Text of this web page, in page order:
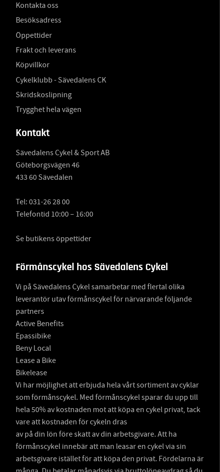
Kontakta oss
Besöksadress
Öppettider
Frakt och leverans
Köpvillkor
Cykelklubb - Sävedalens CK
Skridskoslipning
Trygghet hela vägen
Kontakt
Sävedalens Cykel & Sport AB
Göteborgsvägen 46
433 60 Sävedalen
Tel: 031-26 28 00
Telefontid 10:00 – 16:00
Se butikens öppettider
Förmånscykel hos Sävedalens Cykel
Vi på Sävedalens Cykel samarbetar med flertal olika
leverantör utav förmånscykel för närvarande följande
partners
Active Benefits
Epassibike
Beny Local
Lease a Bike
Bikelease
Vi har möjlighet att erbjuda hela vårt sortiment av cyklar
som förmånscykel. Med förmånscykel sparar du upp till
hela 50% av kostnaden mot att köpa en cykel privat, tack
vare att kostnaden för cykeln dras
av på din lön före skatt av din arbetsgivare. Att ha
förmånscykel innebär att man leasar en cykel via sin
arbetsgivare istället för att köpa den privat. Fördelarna är